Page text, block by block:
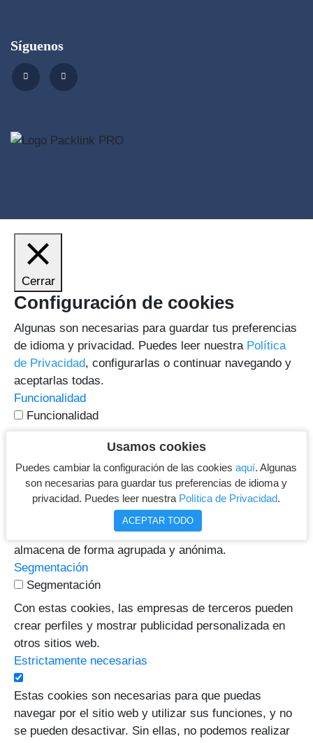
Síguenos
Usamos cookies
Puedes cambiar la configuración de las cookiesaquí. Algunas
son necesarias para guardar tus preferencias de idioma y
privacidad. Puedes leer nuestra Política de Privacidad.
ACEPTAR TODO
Cerrar
Configuración de cookies
Algunas son necesarias para guardar tus preferencias
de idioma y privacidad. Puedes leer nuestra Política
de Privacidad, configurarlas o continuar navegando y
aceptarlas todas.
Funcionalidad
Funcionalidad
Mejoran la funcionalidad y la personalización del
Rendimiento
Rendimiento
Para contar visitas y fuentes de tráfico, medir y
mejorar el rendimiento del sitio. La información se
almacena de forma agrupada y anónima.
Segmentación
Segmentación
Con estas cookies, las empresas de terceros pueden
crear perfiles y mostrar publicidad personalizada en
otros sitios web.
Estrictamente necesarias
Estas cookies son necesarias para que puedas
navegar por el sitio web y utilizar sus funciones, y no
se pueden desactivar. Sin ellas, no podemos realizar